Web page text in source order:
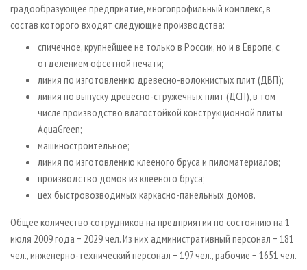
градообразующее предприятие, многопрофильный комплекс, в
состав которого входят следующие производства:
спичечное, крупнейшее не только в России, но и в Европе, с
отделением офсетной печати;
линия по изготовлению древесно-волокнистых плит (ДВП);
линия по выпуску древесно-стружечных плит (ДСП), в том
числе производство влагостойкой конструкционной плиты
AquaGreen;
машиностроительное;
линия по изготовлению клееного бруса и пиломатериалов;
производство домов из клееного бруса;
цех быстровозводимых каркасно-панельных домов.
Общее количество сотрудников на предприятии по состоянию на 1
июля 2009 года − 2029 чел. Из них административный персонал − 181
чел., инженерно-технический персонал − 197 чел., рабочие − 1651 чел.